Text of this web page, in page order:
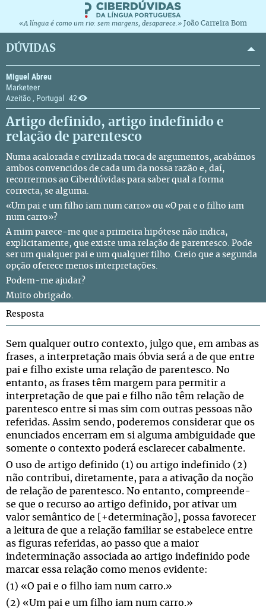
«A língua é como um rio: sem margens, desaparece.» João Carreira Bom
DÚVIDAS
Miguel Abreu
Marketeer
Azeitão , Portugal 42
Artigo definido, artigo indefinido e
relação de parentesco
Numa acalorada e civilizada troca de argumentos, acabámos
ambos convencidos de cada um da nossa razão e, daí,
recorrermos ao Ciberdúvidas para saber qual a forma
correcta, se alguma.
«Um pai e um filho iam num carro» ou «O pai e o filho iam
num carro»?
A mim parece-me que a primeira hipótese não indica,
explicitamente, que existe uma relação de parentesco. Pode
ser um qualquer pai e um qualquer filho. Creio que a segunda
opção oferece menos interpretações.
Podem-me ajudar?
Muito obrigado.
Resposta
Sem qualquer outro contexto, julgo que, em ambas as
frases, a interpretação mais óbvia será a de que entre
pai e filho existe uma relação de parentesco. No
entanto, as frases têm margem para permitir a
interpretação de que pai e filho não têm relação de
parentesco entre si mas sim com outras pessoas não
referidas. Assim sendo, poderemos considerar que os
enunciados encerram em si alguma ambiguidade que
somente o contexto poderá esclarecer cabalmente.
O uso de artigo definido (1) ou artigo indefinido (2)
não contribui, diretamente, para a ativação da noção
de relação de parentesco. No entanto, compreende-
se que o recurso ao artigo definido, por ativar um
valor semântico de [+determinação], possa favorecer
a leitura de que a relação familiar se estabelece entre
as figuras referidas, ao passo que a maior
indeterminação associada ao artigo indefinido pode
marcar essa relação como menos evidente:
(1) «O pai e o filho iam num carro.»
(2) «Um pai e um filho iam num carro.»